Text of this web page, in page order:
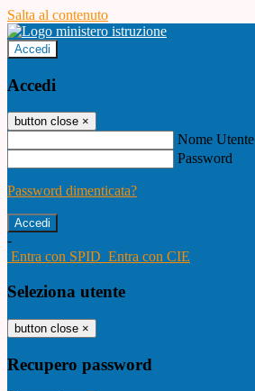
Salta al contenuto
Accedi
Accedi
button close ×
Nome Utente
Password
Password dimenticata?
-
Entra con SPID Entra con CIE
Seleziona utente
button close ×
Recupero password